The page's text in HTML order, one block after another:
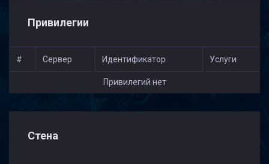
Привилегии
# Сервер Идентификатор Услуги
Привилегий нет
Стена